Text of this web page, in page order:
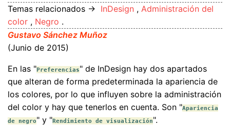
Temas relacionados → InDesign , Administración del
color , Negro .
Gustavo Sánchez Muñoz
(Junio de 2015)
En las "Preferencias" de InDesign hay dos apartados
que alteran de forma predeterminada la apariencia de
los colores, por lo que influyen sobre la administración
del color y hay que tenerlos en cuenta. Son "Apariencia
de negro" y "Rendimiento de visualización".